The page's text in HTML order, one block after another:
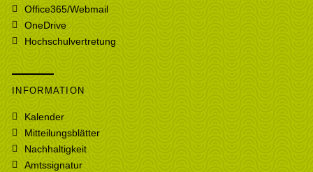
Office365/Webmail
OneDrive
Hochschulvertretung
INFORMATION
Kalender
Mitteilungsblätter
Nachhaltigkeit
Amtssignatur